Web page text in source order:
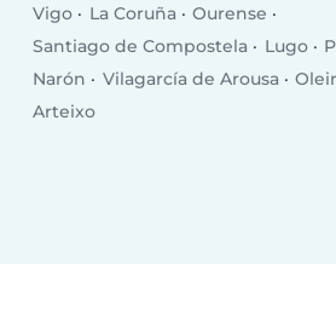
Vigo La Coruña
Ourense
Santiago de Compostela
Lugo
Narón
Vilagarcía de Arousa
Arteixo